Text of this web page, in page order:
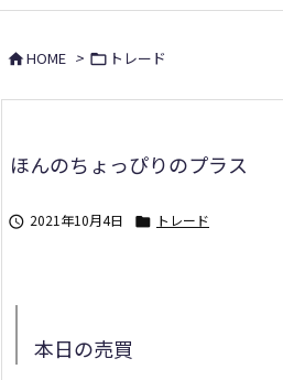
HOME >  トレード
ほんのちょっぴりのプラス
 2021年10月4日  トレード
本日の売買